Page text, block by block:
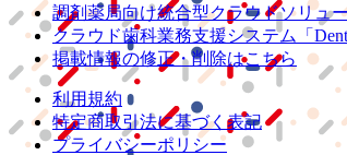
調剤薬局向け統合型クラウドソリュ
クラウド歯科業務支援システム
「
掲載情報の修正・削除はこちら
利用規約
特定商取引法に基づく表記
プライバシーポリシー